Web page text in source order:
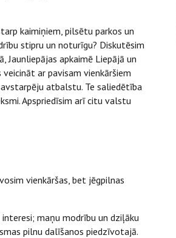
kaimiņiem, pilsētu parkos un
stipru un noturīgu? Diskutēsim
Jaunliepājas apkaimē Liepājā un
ar pavisam vienkāršiem
atbalstu. Te saliedētība
Apspriedīsim arī citu valstu
vienkāršas, bet jēgpilnas
maņu modrību un dziļāku
pilnu dalīšanos piedzīvotajā.